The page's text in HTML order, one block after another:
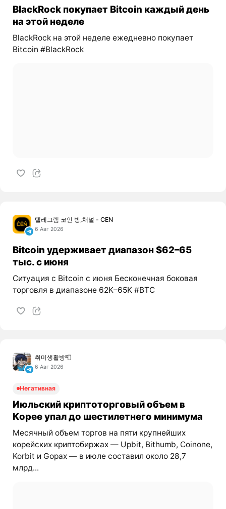
BlackRock покупает Bitcoin каждый день
на этой неделе
BlackRock на этой неделе ежедневно покупает
Bitcoin #BlackRock
텔레그램 코인 방,채널 - CEN
6 Авг 2026
Bitcoin удерживает диапазон $62–65
тыс. с июня
Ситуация с Bitcoin с июня Бесконечная боковая
торговля в диапазоне 62K–65K #BTC
취미생활방📮
6 Авг 2026
Негативная
Июльский криптоторговый объем в
Корее упал до шестилетнего минимума
Месячный объем торгов на пяти крупнейших
корейских криптобиржах — Upbit, Bithumb, Coinone,
Korbit и Gopax — в июле составил около 28,7
млрд...